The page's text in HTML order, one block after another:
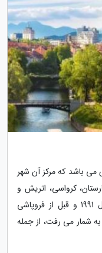
می باشد که مرکز آن شهر
کرواسی، اتریش و
ایتالیا واقع شده است. این کشور که تا سال 1991 و قبل از فروپاشی
شمار می رفت، از جمله